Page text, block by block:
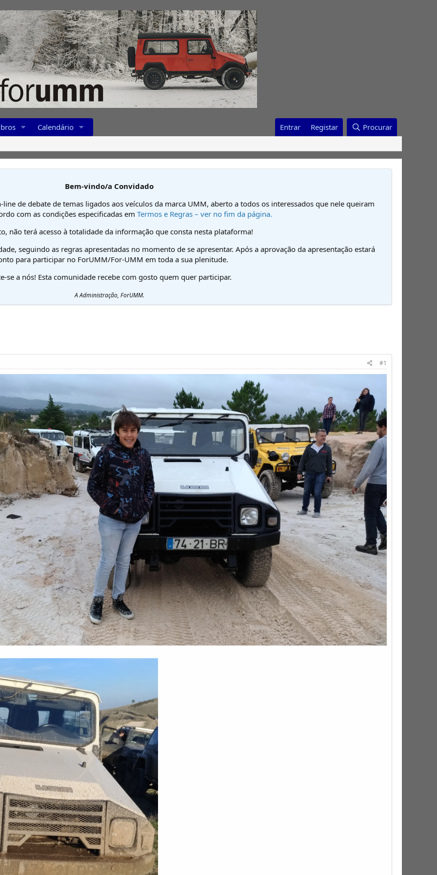
Calendário Entrar Registar Procurar
Bem-vindo/a Convidado
de debate de temas ligados aos veículos da marca UMM, aberto a todos os interessados que nele queiram
com as condições especificadas em Termos e Regras – ver no fim da página.
não terá acesso à totalidade da informação que consta nesta plataforma!
seguindo as regras apresentadas no momento de se apresentar. Após a aprovação da apresentação estará
para participar no ForUMM/For-UMM em toda a sua plenitude.
se a nós! Esta comunidade recebe com gosto quem quer participar.
A Administração, ForUMM.
#1